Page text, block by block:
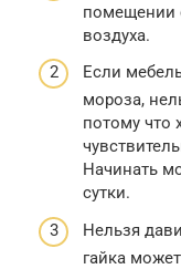
помещении
воздуха.
Если
мороза,
потому что
Начинать
сутки.
Нельзя
гайка